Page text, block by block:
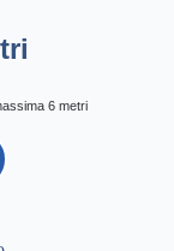
6 metri